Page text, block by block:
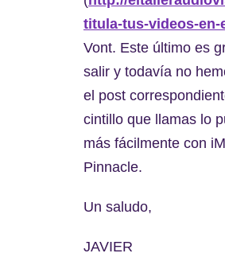
titula-tus-videos-en-
Vont. Este último es
salir y todavía no
el post
cintillo que llamas lo
más fácilmente con
Pinnacle.
Un saludo,
JAVIER